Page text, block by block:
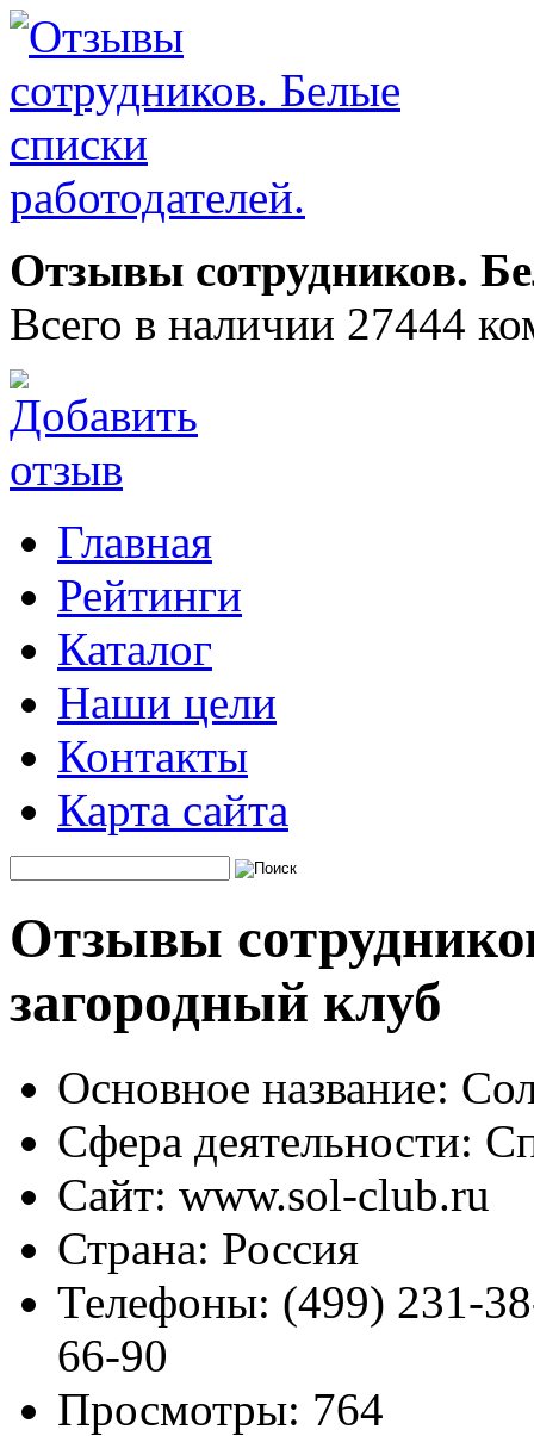
Отзывы сотрудников.
Всего в наличии 27444
Главная
Рейтинги
Каталог
Наши цели
Контакты
Карта сайта
Отзывы
загородный клуб
Основное название:
Сфера деятельности:
Сайт: www.sol-club.ru
Страна: Россия
Телефоны: (499) 231-
66-90
Просмотры: 764